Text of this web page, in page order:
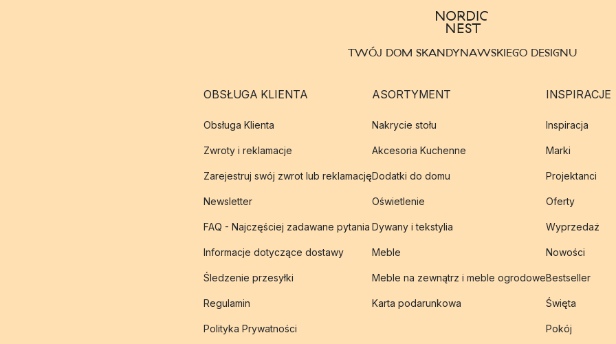
TWÓJ DOM SKANDYNAWSKIEGO DESIGNU
OBSŁUGA KLIENTA
Obsługa Klienta
Zwroty i reklamacje
Zarejestruj swój zwrot lub reklamację
Newsletter
FAQ - Najczęściej zadawane pytania
Informacje dotyczące dostawy
Śledzenie przesyłki
Regulamin
Polityka Prywatności
ASORTYMENT
Nakrycie stołu
Akcesoria Kuchenne
Dodatki do domu
Oświetlenie
Dywany i tekstylia
Meble
Meble na zewnątrz i meble ogrodowe
Karta podarunkowa
INSPIRACJE
Inspiracja
Marki
Projektanci
Oferty
Wyprzedaż
Nowości
Bestseller
Święta
Pokój